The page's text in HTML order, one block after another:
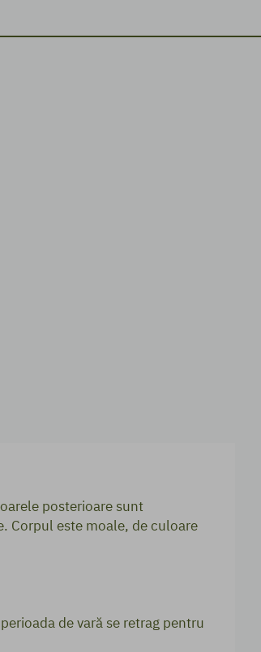
posterioare sunt
Corpul este moale, de culoare
de vară se retrag pentru